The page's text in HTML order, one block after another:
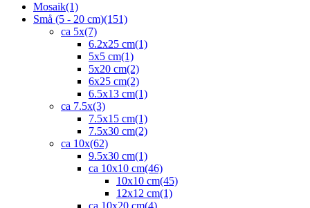
Mosaik(1)
Små (5 - 20 cm)(151)
ca 5x(7)
6.2x25 cm(1)
5x5 cm(1)
5x20 cm(2)
6x25 cm(2)
6.5x13 cm(1)
ca 7.5x(3)
7.5x15 cm(1)
7.5x30 cm(2)
ca 10x(62)
9.5x30 cm(1)
ca 10x10 cm(46)
10x10 cm(45)
12x12 cm(1)